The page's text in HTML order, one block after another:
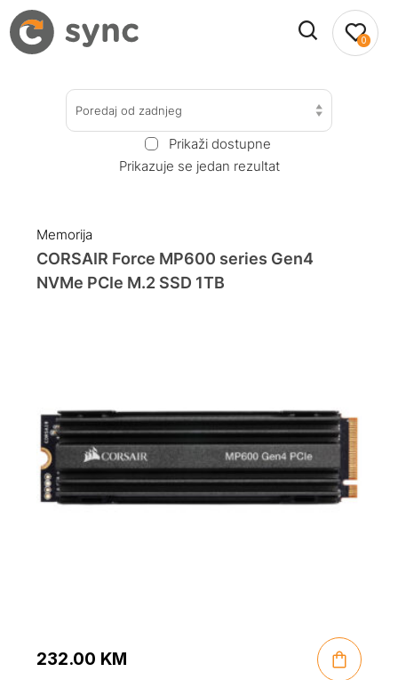
0
Poredaj od zadnjeg
Prikaži dostupne
Prikazuje se jedan rezultat
Memorija
CORSAIR Force MP600 series Gen4
NVMe PCIe M.2 SSD 1TB
232.00 KM